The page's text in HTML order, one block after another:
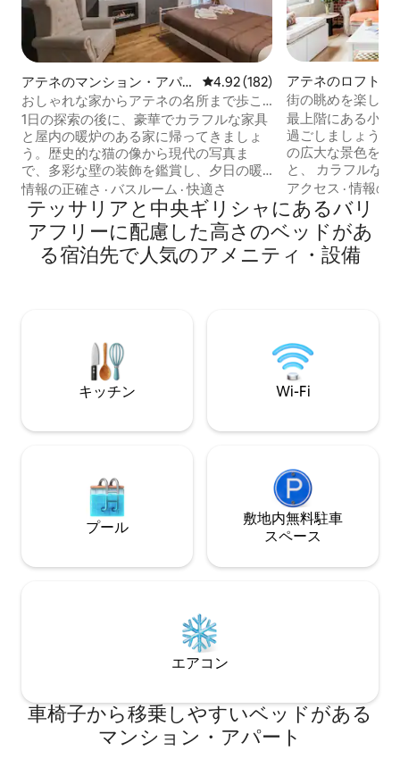
アテネのマンション・アパー
ト
レビュー182件、5つ星中4.92つ
4.92 (182)
おしゃれな家からアテネの名所まで歩こ
う
1日の探索の後に、豪華でカラフルな家具
と屋内の暖炉のある家に帰ってきましょ
う。歴史的な猫の像から現代の写真ま
で、多彩な壁の装飾を鑑賞し、夕日の暖
かさの下、バルコニーに座ってくださ
い。家の周りのレストランでギリシャ料
理を楽しんだり、プラカの通りを散策し
てショッピングをしたり、おすすめの地
元の場所を楽しんだり、地元の人のよう
ックな建物の3階にあり、メインベッドル
ーム2 + 1、快適なベッド、エスプレッソ
マシンや調理に必要なものがすべて揃っ
た設備の整ったキッチンがあります。2つ
は、何時間も日光浴ができます（日焼け
ばれるクカキの隣にあります。快適なダ
ブルベッドを備えた2 +1のメインベッドル
ームと、1日の観光の後にくつろぐことが
できる大きなバルコニーがあります。過
去4年間に何百もの家族をホストし、今で
も同じ情熱を持ってホスティングを続け
わずか100メートルの地下鉄（アクロポリ
ス地下鉄駅）で宿泊施設に到着するか、
信頼できる運転手による空港送迎を手配
たちは経験豊富で誇り高いスーパーホス
トです。プロフィール、ツアー、おもて
なしについて、過去のゲストが私たちに
ついてどのように感じたかをお読みくだ
情報の正確さ · バスルーム ·快適さ
アテネのロフト
街の眺めを楽しめ
かわいい隠れ家
最上階にある小さ
過ごしましょう。
の広大な景色を望
と、 カラフルな
ージ広告、ラグ、
ュアルな空間です
インシャワーでリ
う。 アテネのダウンタウンの中心部にあ
るトレンディで都
は、あらゆるニー
備されています。
ッチン、無制限の
（32インチ）、
が完備されてい
ルヘイア地区にあ
パブがあり、ボヘ
気があります。 「リトルハウス」はアテ
ネの歴史的・観光
く、観光名所の中
ラキ広場まで徒
り換え）の駅が
名様分の地下鉄
到着時に空港まで
であればアパート
アクセス ·情報の
テッサリアと中央ギリシャにあるバリ
アフリーに配慮した高さのベッドがあ
る宿泊先で人気のアメニティ・設備
キッチン Wi-Fi
プール
敷地内無料駐⁠車
ス⁠ペ⁠ー⁠ス
エアコン
車椅子から移乗しやすいベッドがある
マンション・アパート